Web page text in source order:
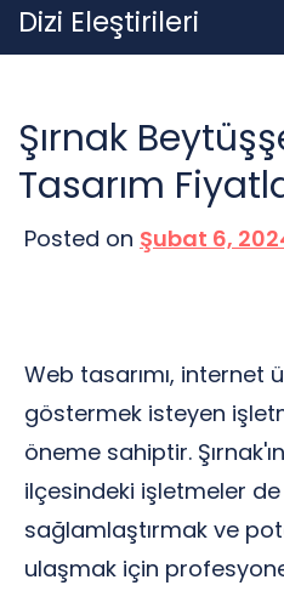
Skip
to
Dizi Eleştirileri
Şırnak
Tasarım
Posted on Şubat 6,
Web tasarımı, internet
göstermek isteyen
öneme sahiptir.
ilçesindeki işletmeler de
sağlamlaştırmak ve
ulaşmak için